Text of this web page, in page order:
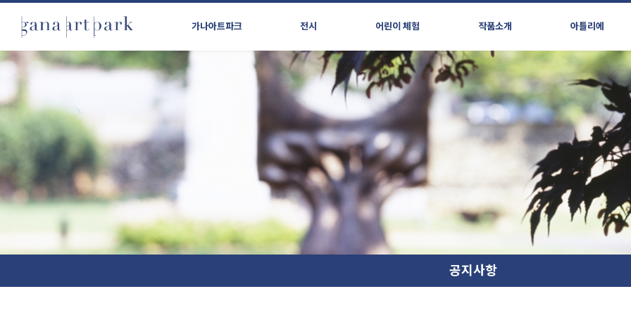
가나아트파크 전시 어린이 체험 작품소개 아틀리에
공지사항